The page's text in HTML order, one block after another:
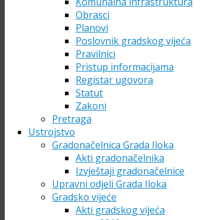
Obrasci
Planovi
Poslovnik gradskog vijeća
Pravilnici
Pristup informacijama
Registar ugovora
Statut
Zakoni
Pretraga
Ustrojstvo
Gradonačelnica Grada Iloka
Akti gradonačelnika
Izvještaji gradonačelnice
Upravni odjeli Grada Iloka
Gradsko vijeće
Akti gradskog vijeća